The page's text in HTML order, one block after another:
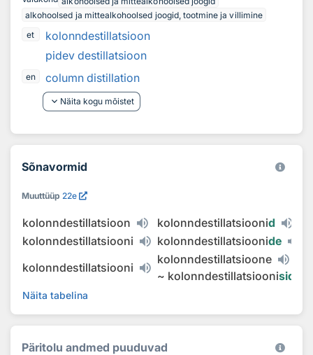
alkohoolsed ja mittealkohoolsed joogid, tootmine ja villimine
et
kolonndestillatsioon
pidev destillatsioon
en
column distillation
keyboard_arrow_down Näita kogu mõistet
Sõnavormid
Muuttüüp 22e
kolonndestillatsioon kolonndestillatsioonid
kolonndestillatsiooni
kolonndestillatsioonide
kolonndestillatsiooni
kolonndestillatsioone
~ kolonndestillatsioonisid
Näita tabelina
Päritolu andmed puuduvad